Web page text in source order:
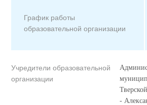
График работы
образовательной организации
Учредители образовательной
организации
-